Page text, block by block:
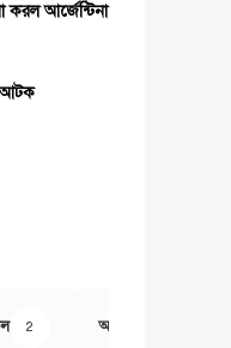
আর্জেন্টিনা
আটক
2 অর্থ ও বানিজ্য